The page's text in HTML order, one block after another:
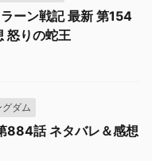
ラーン戦記 最新 第154
怒りの蛇王
グダム
884話 ネタバレ＆感想